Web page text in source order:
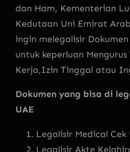
dan Ham, Kementerian
Kedutaan Uni Emirat
ingin melegalisir
untuk keperluan
Kerja,Izin Tinggal atau
Dokumen yang bisa di
UAE
Legalisir Medical Cek
Legalisir Akte